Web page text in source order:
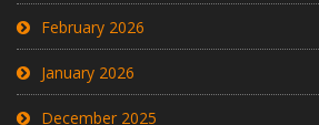
February 2026
January 2026
December 2025